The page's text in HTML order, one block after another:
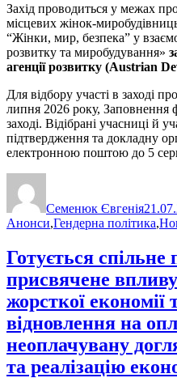
Захід проводиться у межах
місцевих жінок-
“Жінки, мир, безпека” у
розвитку та миробудування»
агенції розвитку (Austrian
Для відбору участі в заході
липня 2026 року, Заповнення
заході. Відібрані учасниці й
підтвердження та докладну
електронною поштою до 5
Семенюк Євгенія
Анонси,Гендерна політика,
Готується спільне
присвячене
жорсткої економії
відновлення на
неоплачувану
та реалізацію